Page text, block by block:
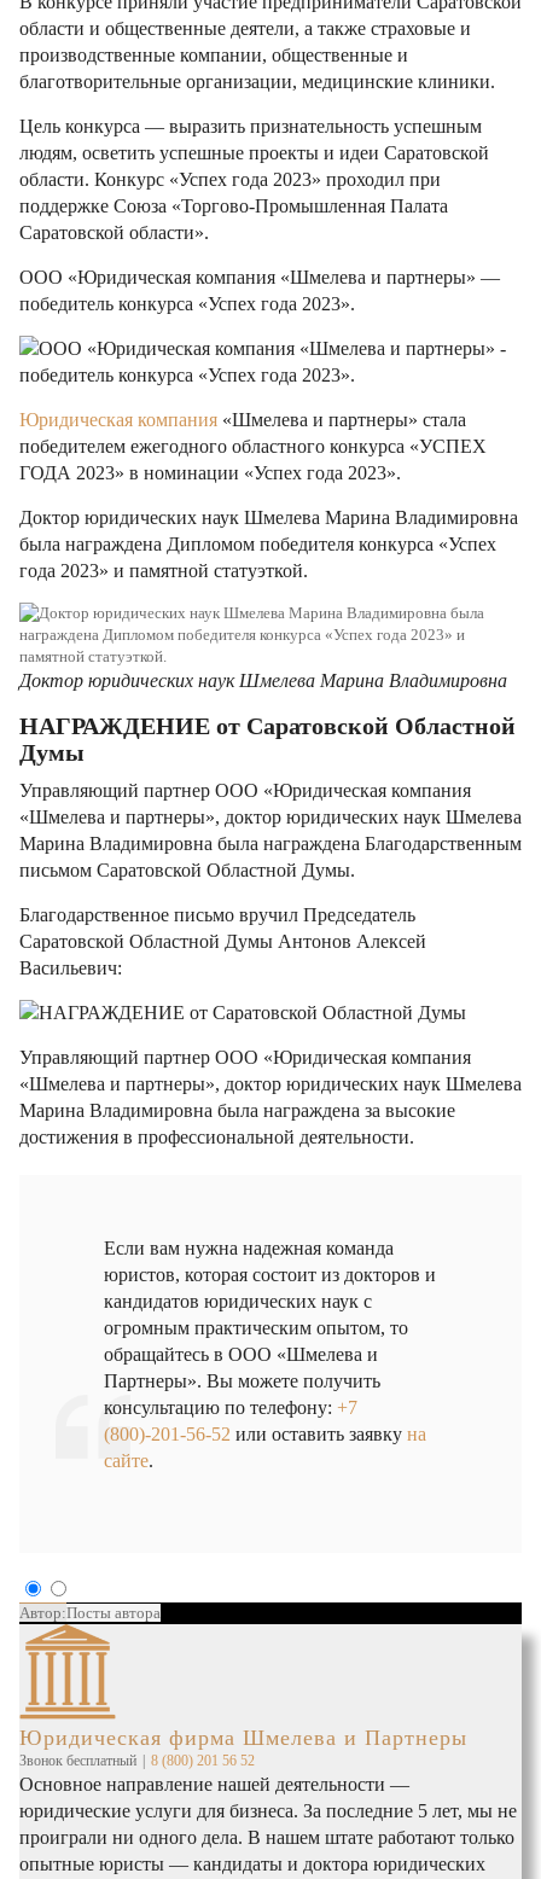
области и общественные деятели, а также страховые и
производственные компании, общественные и
благотворительные организации, медицинские клиники.
Цель конкурса — выразить признательность успешным
людям, осветить успешные проекты и идеи Саратовской
области. Конкурс «Успех года 2023» проходил при
поддержке Союза «Торгово-Промышленная Палата
Саратовской области».
ООО «Юридическая компания «Шмелева и партнеры» —
победитель конкурса «Успех года 2023».
Юридическая компания«Шмелева и партнеры» стала
победителем ежегодного областного конкурса «УСПЕХ
ГОДА 2023» в номинации «Успех года 2023».
Доктор юридических наук Шмелева Марина Владимировна
была награждена Дипломом победителя конкурса «Успех
года 2023» и памятной статуэткой.
Доктор юридических наук Шмелева Марина Владимировна
НАГРАЖДЕНИЕ от Саратовской Областной
Думы
Управляющий партнер ООО «Юридическая компания
«Шмелева и партнеры», доктор юридических наук Шмелева
Марина Владимировна была награждена Благодарственным
письмом Саратовской Областной Думы.
Благодарственное письмо вручил Председатель
Саратовской Областной Думы Антонов Алексей
Васильевич:
Управляющий партнер ООО «Юридическая компания
«Шмелева и партнеры», доктор юридических наук Шмелева
Марина Владимировна была награждена за высокие
достижения в профессиональной деятельности.
Если вам нужна надежная команда
юристов, которая состоит из докторов и
кандидатов юридических наук с
огромным практическим опытом, то
обращайтесь в ООО «Шмелева и
Партнеры». Вы можете получить
консультацию по телефону: +7
(800)-201-56-52 или оставить заявку на
сайте.
Автор:Посты автора
Юридическая фирма Шмелева и Партнеры
Звонок бесплатный 8 (800) 201 56 52
Основное направление нашей деятельности —
юридические услуги для бизнеса. За последние 5 лет, мы не
проиграли ни одного дела. В нашем штате работают только
опытные юристы — кандидаты и доктора юридических